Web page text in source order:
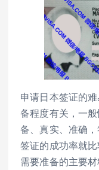
申请日本签证的
备程度有关，一
备、真实、准确
签证的成功率就
需要准备的主要材